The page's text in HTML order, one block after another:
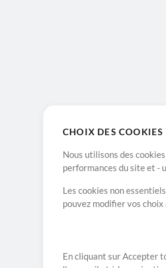
CHOIX DES COOKIES
Nous utilisons des
performances du site et -
Les cookies non
pouvez modifier vos
En cliquant sur Accepter